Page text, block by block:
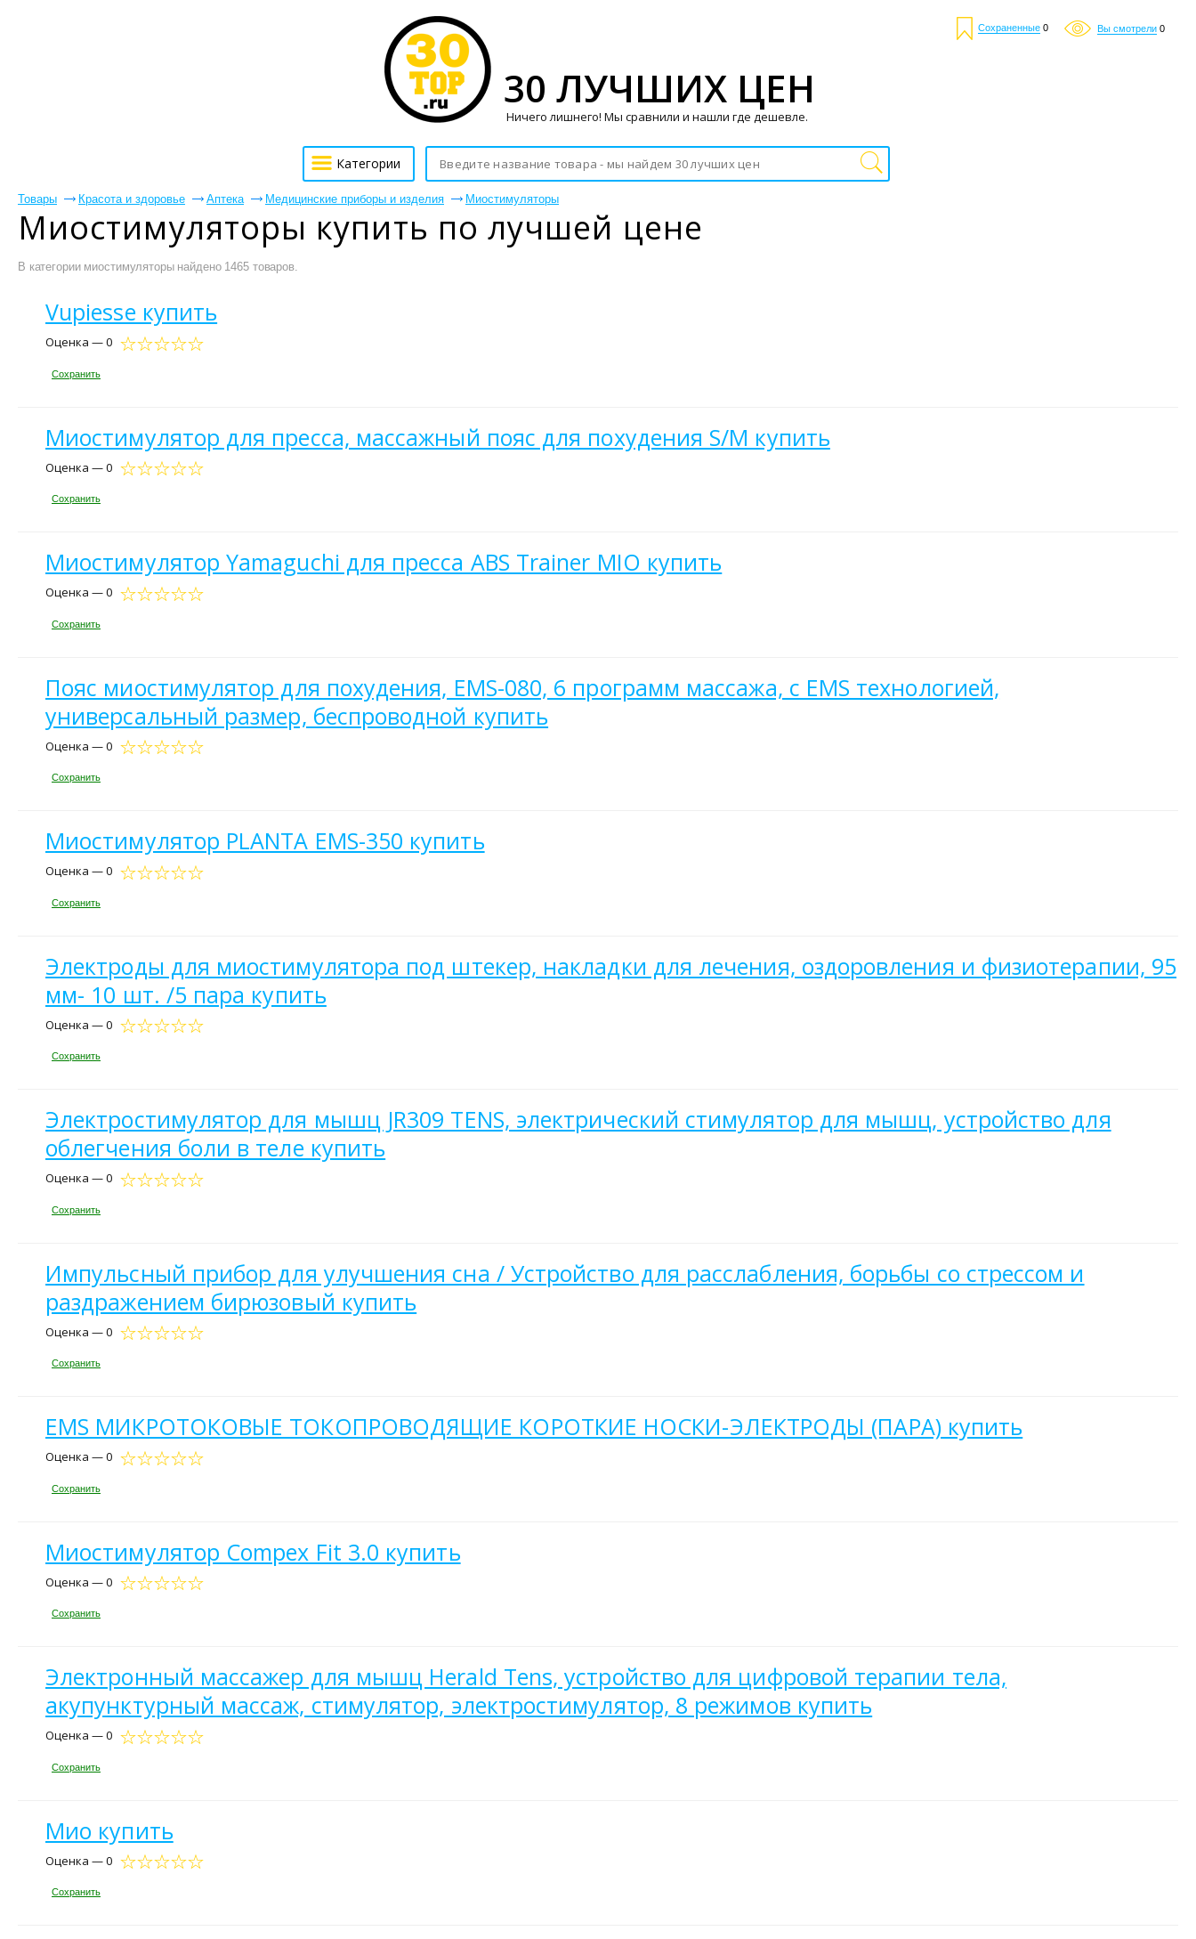
Сохраненные 0 Вы смотрели 0
Товары Красота и здоровье Аптека Медицинские приборы и изделия Миостимуляторы
Миостимуляторы купить по лучшей цене
В категории миостимуляторы найдено 1465 товаров.
Vupiesse купить
Оценка — 0
Сохранить
Миостимулятор для пресса, массажный пояс для похудения S/M купить
Оценка — 0
Сохранить
Миостимулятор Yamaguchi для пресса ABS Trainer MIO купить
Оценка — 0
Сохранить
Пояс миостимулятор для похудения, EMS-080, 6 программ массажа, с EMS технологией,
универсальный размер, беспроводной купить
Оценка — 0
Сохранить
Миостимулятор PLANTA EMS-350 купить
Оценка — 0
Сохранить
Электроды для миостимулятора под штекер, накладки для лечения, оздоровления и физиотерапии, 95
мм- 10 шт. /5 пара купить
Оценка — 0
Сохранить
Электростимулятор для мышц JR309 TENS, электрический стимулятор для мышц, устройство для
облегчения боли в теле купить
Оценка — 0
Сохранить
Импульсный прибор для улучшения сна / Устройство для расслабления, борьбы со стрессом и
раздражением бирюзовый купить
Оценка — 0
Сохранить
EMS МИКРОТОКОВЫЕ ТОКОПРОВОДЯЩИЕ КОРОТКИЕ НОСКИ-ЭЛЕКТРОДЫ (ПАРА) купить
Оценка — 0
Сохранить
Миостимулятор Compex Fit 3.0 купить
Оценка — 0
Сохранить
Электронный массажер для мышц Herald Tens, устройство для цифровой терапии тела,
акупунктурный массаж, стимулятор, электростимулятор, 8 режимов купить
Оценка — 0
Сохранить
Мио купить
Оценка — 0
Сохранить
30 ЛУЧШИХ ЦЕН
Ничего лишнего! Мы сравнили и нашли где дешевле.
Категории